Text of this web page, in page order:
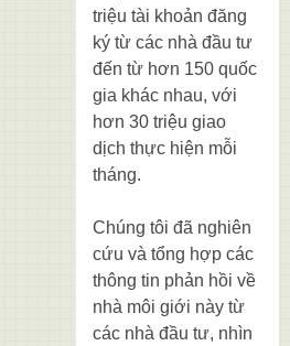
triệu tài khoản đăng
ký từ các nhà đầu tư
đến từ hơn 150 quốc
gia khác nhau, với
hơn 30 triệu giao
dịch thực hiện mỗi
tháng.
Chúng tôi đã nghiên
cứu và tổng hợp các
thông tin phản hồi về
nhà môi giới này từ
các nhà đầu tư, nhìn